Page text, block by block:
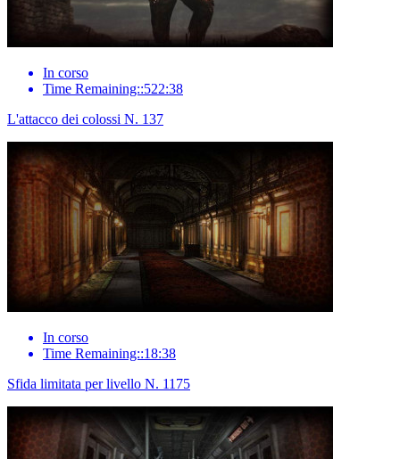
In corso
Time Remaining::522:38
L'attacco dei colossi N. 137
In corso
Time Remaining::18:38
Sfida limitata per livello N. 1175